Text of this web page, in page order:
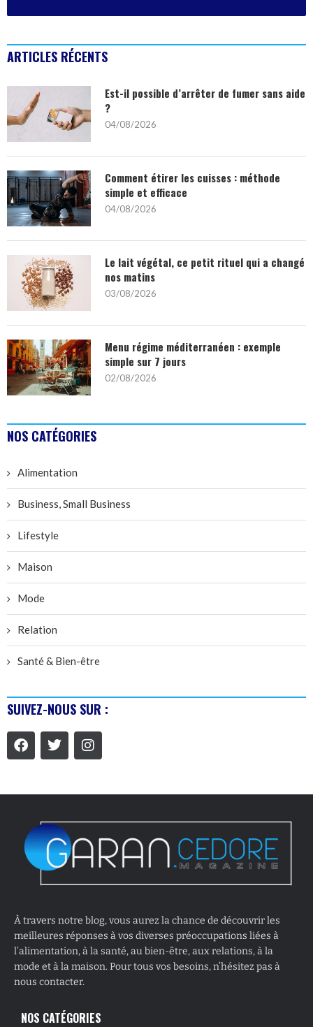
ARTICLES RÉCENTS
Est-il possible d’arrêter de fumer sans aide
?
04/08/2026
Comment étirer les cuisses : méthode
simple et efficace
04/08/2026
Le lait végétal, ce petit rituel qui a changé
nos matins
03/08/2026
Menu régime méditerranéen : exemple
simple sur 7 jours
02/08/2026
NOS CATÉGORIES
Alimentation
Business, Small Business
Lifestyle
Maison
Mode
Relation
Santé & Bien-être
SUIVEZ-NOUS SUR :
À travers notre blog, vous aurez la chance de découvrir les
meilleures réponses à vos diverses préoccupations liées à
l’alimentation, à la santé, au bien-être, aux relations, à la
mode et à la maison. Pour tous vos besoins, n’hésitez pas à
nous contacter.
NOS CATÉGORIES